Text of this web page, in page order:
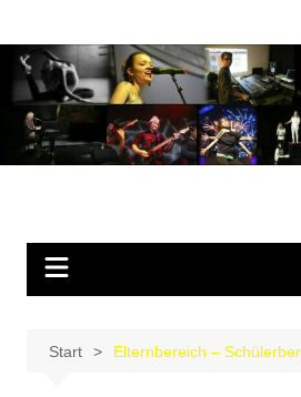
Inhalt
springen
Start Elternbereich –